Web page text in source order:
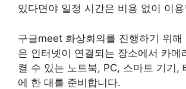
있다면야 일정 시간은 비용 없이 이
구글meet 화상회의를 진행하기 위해
은 인터넷이 연결되는 장소에서 카메
켤 수 있는 노트북, PC, 스마트 기기,
에 한 대를 준비합니다.